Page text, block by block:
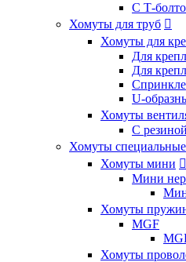
С Т-
Хомуты для труб 
Хомуты для
Для
Для
U-
Хомуты
С
Хомуты специальные
Хомуты мини 
Мини
Хомуты
MGF
Хомуты